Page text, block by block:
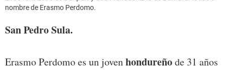
nombre de Erasmo Perdomo.
San Pedro Sula.
Erasmo Perdomo es un jovenhondureñode 31 años